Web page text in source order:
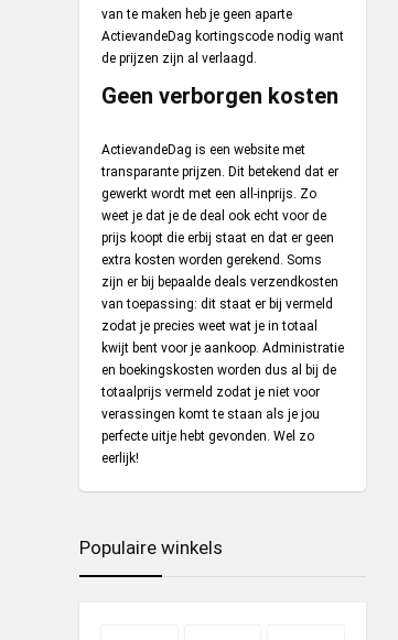
van te maken heb je geen aparte
ActievandeDag kortingscode nodig want
de prijzen zijn al verlaagd.
Geen verborgen kosten
ActievandeDag is een website met
transparante prijzen. Dit betekend dat er
gewerkt wordt met een all-inprijs. Zo
weet je dat je de deal ook echt voor de
prijs koopt die erbij staat en dat er geen
extra kosten worden gerekend. Soms
zijn er bij bepaalde deals verzendkosten
van toepassing: dit staat er bij vermeld
zodat je precies weet wat je in totaal
kwijt bent voor je aankoop. Administratie
en boekingskosten worden dus al bij de
totaalprijs vermeld zodat je niet voor
verassingen komt te staan als je jou
perfecte uitje hebt gevonden. Wel zo
eerlijk!
Populaire winkels